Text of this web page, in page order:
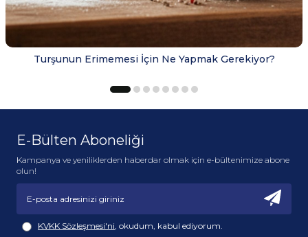
Turşunun Erimemesi İçin Ne Yapmak Gerekiyor?
E-Bülten Aboneliği
Kampanya ve yeniliklerden haberdar olmak için e-bültenimize abone
olun!
KVKK Sözleşmesi'ni, okudum, kabul ediyorum.